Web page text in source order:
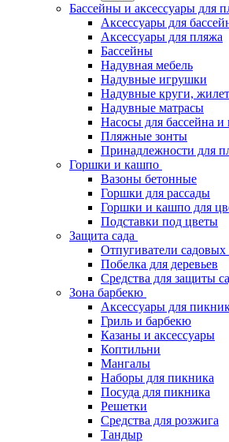
Бассейны и аксессуары для
Аксессуары для
Аксессуары для пляжа
Бассейны
Надувная мебель
Надувные игрушки
Надувные круги,
Надувные матрасы
Насосы для бассейна
Пляжные зонты
Принадлежности для
Горшки и кашпо
Вазоны бетонные
Горшки для рассады
Горшки и кашпо для
Подставки под цветы
Защита сада
Отпугиватели садовых
Побелка для деревьев
Средства для защиты
Зона барбекю
Аксессуары для
Гриль и барбекю
Казаны и аксессуары
Коптильни
Мангалы
Наборы для пикника
Посуда для пикника
Решетки
Средства для розжига
Тандыр